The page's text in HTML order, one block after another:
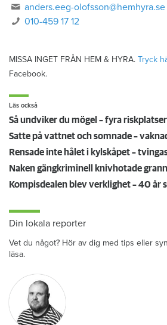
anders.eeg-olofsson@hemhyra.se
010-459 17 12
MISSA INGET FRÅN HEM & HYRA. Tryck
Facebook.
Läs också
Din lokala reporter
Vet du något? Hör av dig med tips eller
läsa.